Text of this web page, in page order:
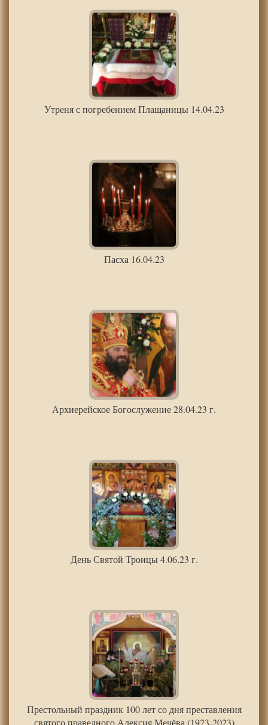
Утреня с погребением Плащаницы 14.04.23
Пасха 16.04.23
Архиерейское Богослужение 28.04.23 г.
День Святой Троицы 4.06.23 г.
Престольный праздник 100 лет со дня преставления
святого праведного Алексия Мечёва (1923-2023)